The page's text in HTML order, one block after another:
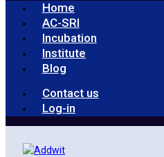
Home
AC-SRI
Incubation
Institute
Blog
Contact us
Log-in